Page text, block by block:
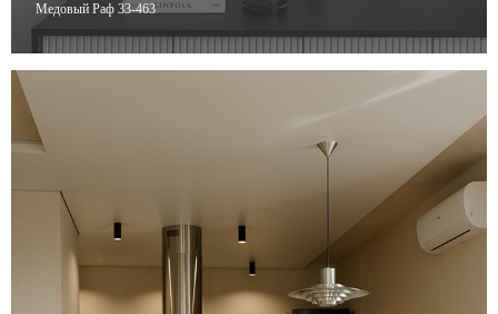
Медовый Раф 33-463